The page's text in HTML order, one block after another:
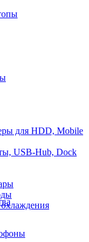
для HDD, Mobile
USB-Hub, Dock